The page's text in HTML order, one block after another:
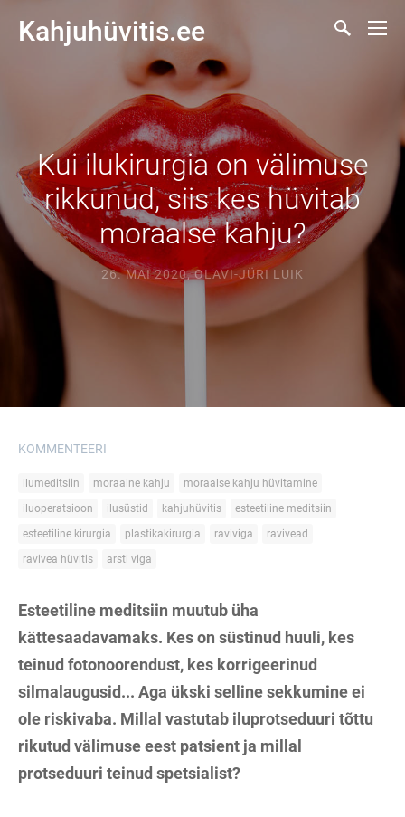
Kahjuhüvitis.ee
Kui ilukirurgia on välimuse
rikkunud, siis kes hüvitab
moraalse kahju?
26. MAI 2020,OLAVI-JÜRI LUIK
KOMMENTEERI
ilumeditsiin moraalne kahju
moraalse kahju hüvitamine
iluoperatsioon
ilusüstid kahjuhüvitis
esteetiline meditsiin
esteetiline kirurgia
plastikakirurgia raviviga
ravivead
ravivea hüvitis
arsti viga
Esteetiline meditsiin muutub üha
kättesaadavamaks. Kes on süstinud huuli, kes
teinud fotonoorendust, kes korrigeerinud
silmalaugusid... Aga ükski selline sekkumine ei
ole riskivaba. Millal vastutab iluprotseduuri tõttu
rikutud välimuse eest patsient ja millal
protseduuri teinud spetsialist?